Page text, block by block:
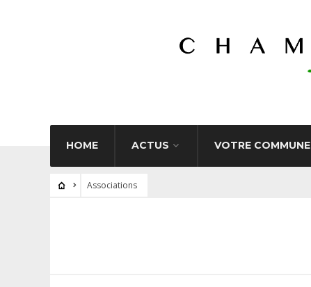
HOME ACTUS VOTRE COMMUNE
Associations